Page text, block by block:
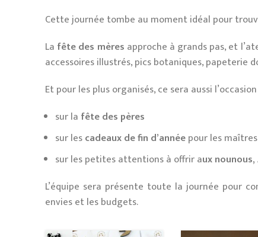
Cette journée tombe au moment idéal pour
La fête des mères approche à grands pas, et
accessoires illustrés, pics botaniques, papeterie
Et pour les plus organisés, ce sera aussi
sur la fête des pères
sur lescadeaux de fin d’annéepour les
sur les petites attentions à offrir aux nounous,
L’équipe sera présente toute la journée pour
envies et les budgets.